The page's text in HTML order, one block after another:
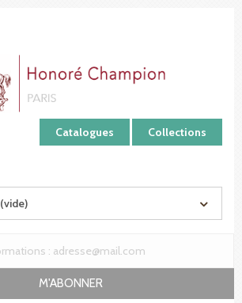
Catalogues Collections
(vide)
M'ABONNER